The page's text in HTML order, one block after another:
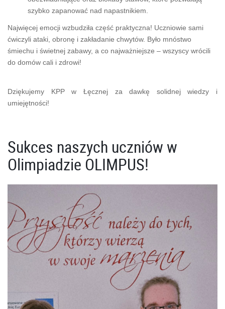
szybko zapanować nad napastnikiem.
Najwięcej emocji wzbudziła część praktyczna! Uczniowie sami
ćwiczyli ataki, obronę i zakładanie chwytów. Było mnóstwo
śmiechu i świetnej zabawy, a co najważniejsze – wszyscy wrócili
do domów cali i zdrowi!
Dziękujemy KPP w Łęcznej za dawkę solidnej wiedzy i
umiejętności!
Sukces naszych uczniów w
Olimpiadzie OLIMPUS!